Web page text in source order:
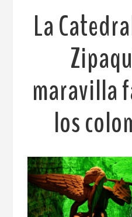
La
maravilla
los